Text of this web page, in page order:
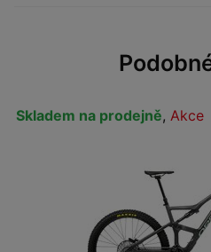
Skladem na prodejně, Akce